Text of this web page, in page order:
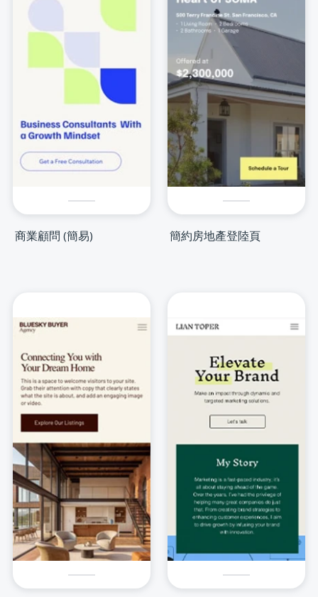
商業顧問 (簡易) 簡約房地產登陸頁